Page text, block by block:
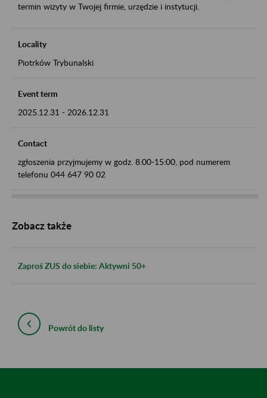
termin wizyty w Twojej firmie, urzędzie i instytucji.
Locality
Piotrków Trybunalski
Event term
2025.12.31 - 2026.12.31
Contact
zgłoszenia przyjmujemy w godz. 8:00-15:00, pod numerem
telefonu 044 647 90 02
Zobacz także
Zaproś ZUS do siebie: Aktywni 50+
Powrót do listy